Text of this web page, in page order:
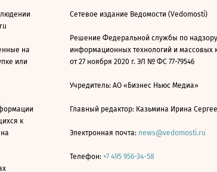
на
или
к
Сетевое издание Ведомости (Vedomosti)
Решение Федеральной службы по
информационных технологий и массовых
от 27 ноября 2020 г. ЭЛ № ФС 77-79546
Учредитель: АО «Бизнес Ньюс Медиа»
Главный редактор: Казьмина Ирина
Электронная почта: news@vedomosti.ru
Телефон: +7 495 956-34-58